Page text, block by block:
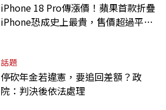
iPhone 18 Pro傳漲價！蘋果首款折疊
iPhone恐成史上最貴，售價超過平均
話題
停砍年金若違憲，要追回差額？政
院：判決後依法處理